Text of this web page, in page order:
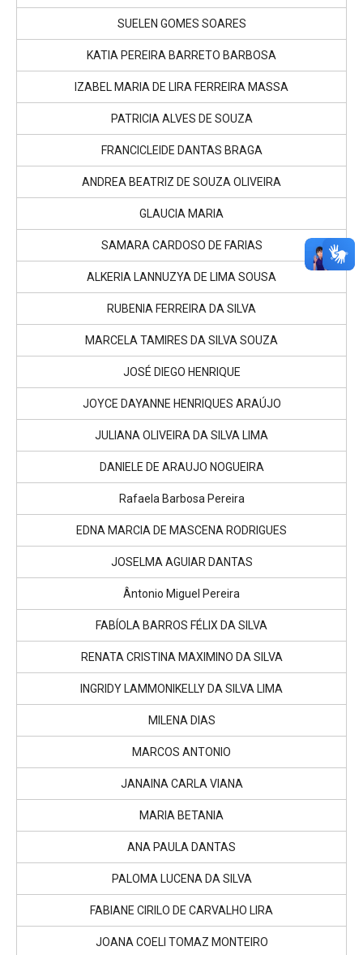
SUELEN GOMES SOARES
KATIA PEREIRA BARRETO BARBOSA
IZABEL MARIA DE LIRA FERREIRA MASSA
PATRICIA ALVES DE SOUZA
FRANCICLEIDE DANTAS BRAGA
ANDREA BEATRIZ DE SOUZA OLIVEIRA
GLAUCIA MARIA
SAMARA CARDOSO DE FARIAS
ALKERIA LANNUZYA DE LIMA SOUSA
RUBENIA FERREIRA DA SILVA
MARCELA TAMIRES DA SILVA SOUZA
JOSÉ DIEGO HENRIQUE
JOYCE DAYANNE HENRIQUES ARAÚJO
JULIANA OLIVEIRA DA SILVA LIMA
DANIELE DE ARAUJO NOGUEIRA
Rafaela Barbosa Pereira
EDNA MARCIA DE MASCENA RODRIGUES
JOSELMA AGUIAR DANTAS
Ântonio Miguel Pereira
FABÍOLA BARROS FÉLIX DA SILVA
RENATA CRISTINA MAXIMINO DA SILVA
INGRIDY LAMMONIKELLY DA SILVA LIMA
MILENA DIAS
MARCOS ANTONIO
JANAINA CARLA VIANA
MARIA BETANIA
ANA PAULA DANTAS
PALOMA LUCENA DA SILVA
FABIANE CIRILO DE CARVALHO LIRA
JOANA COELI TOMAZ MONTEIRO